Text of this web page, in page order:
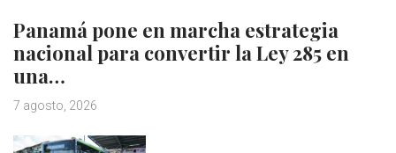
Panamá pone en marcha estrategia
nacional para convertir la Ley 285 en
una…
7 agosto, 2026